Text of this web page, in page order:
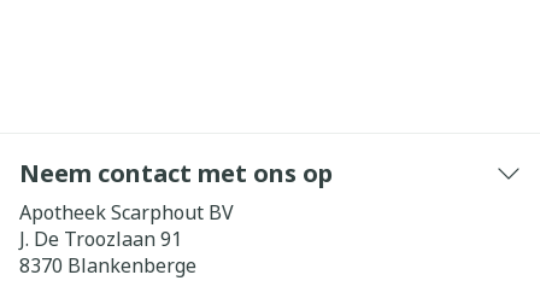
Neem contact met ons op
Apotheek Scarphout BV
J. De Troozlaan 91
8370 Blankenberge